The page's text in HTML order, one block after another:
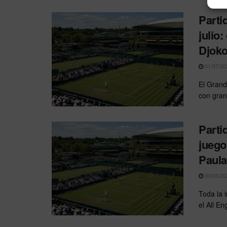
julio:
01/07/
El
con
30/06/
Toda la
el All